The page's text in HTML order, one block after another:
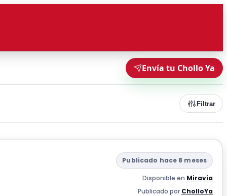
Envía tu Chollo Ya
Filtrar
Publicado hace 8 meses
Disponible en Miravia
Publicado por CholloYa